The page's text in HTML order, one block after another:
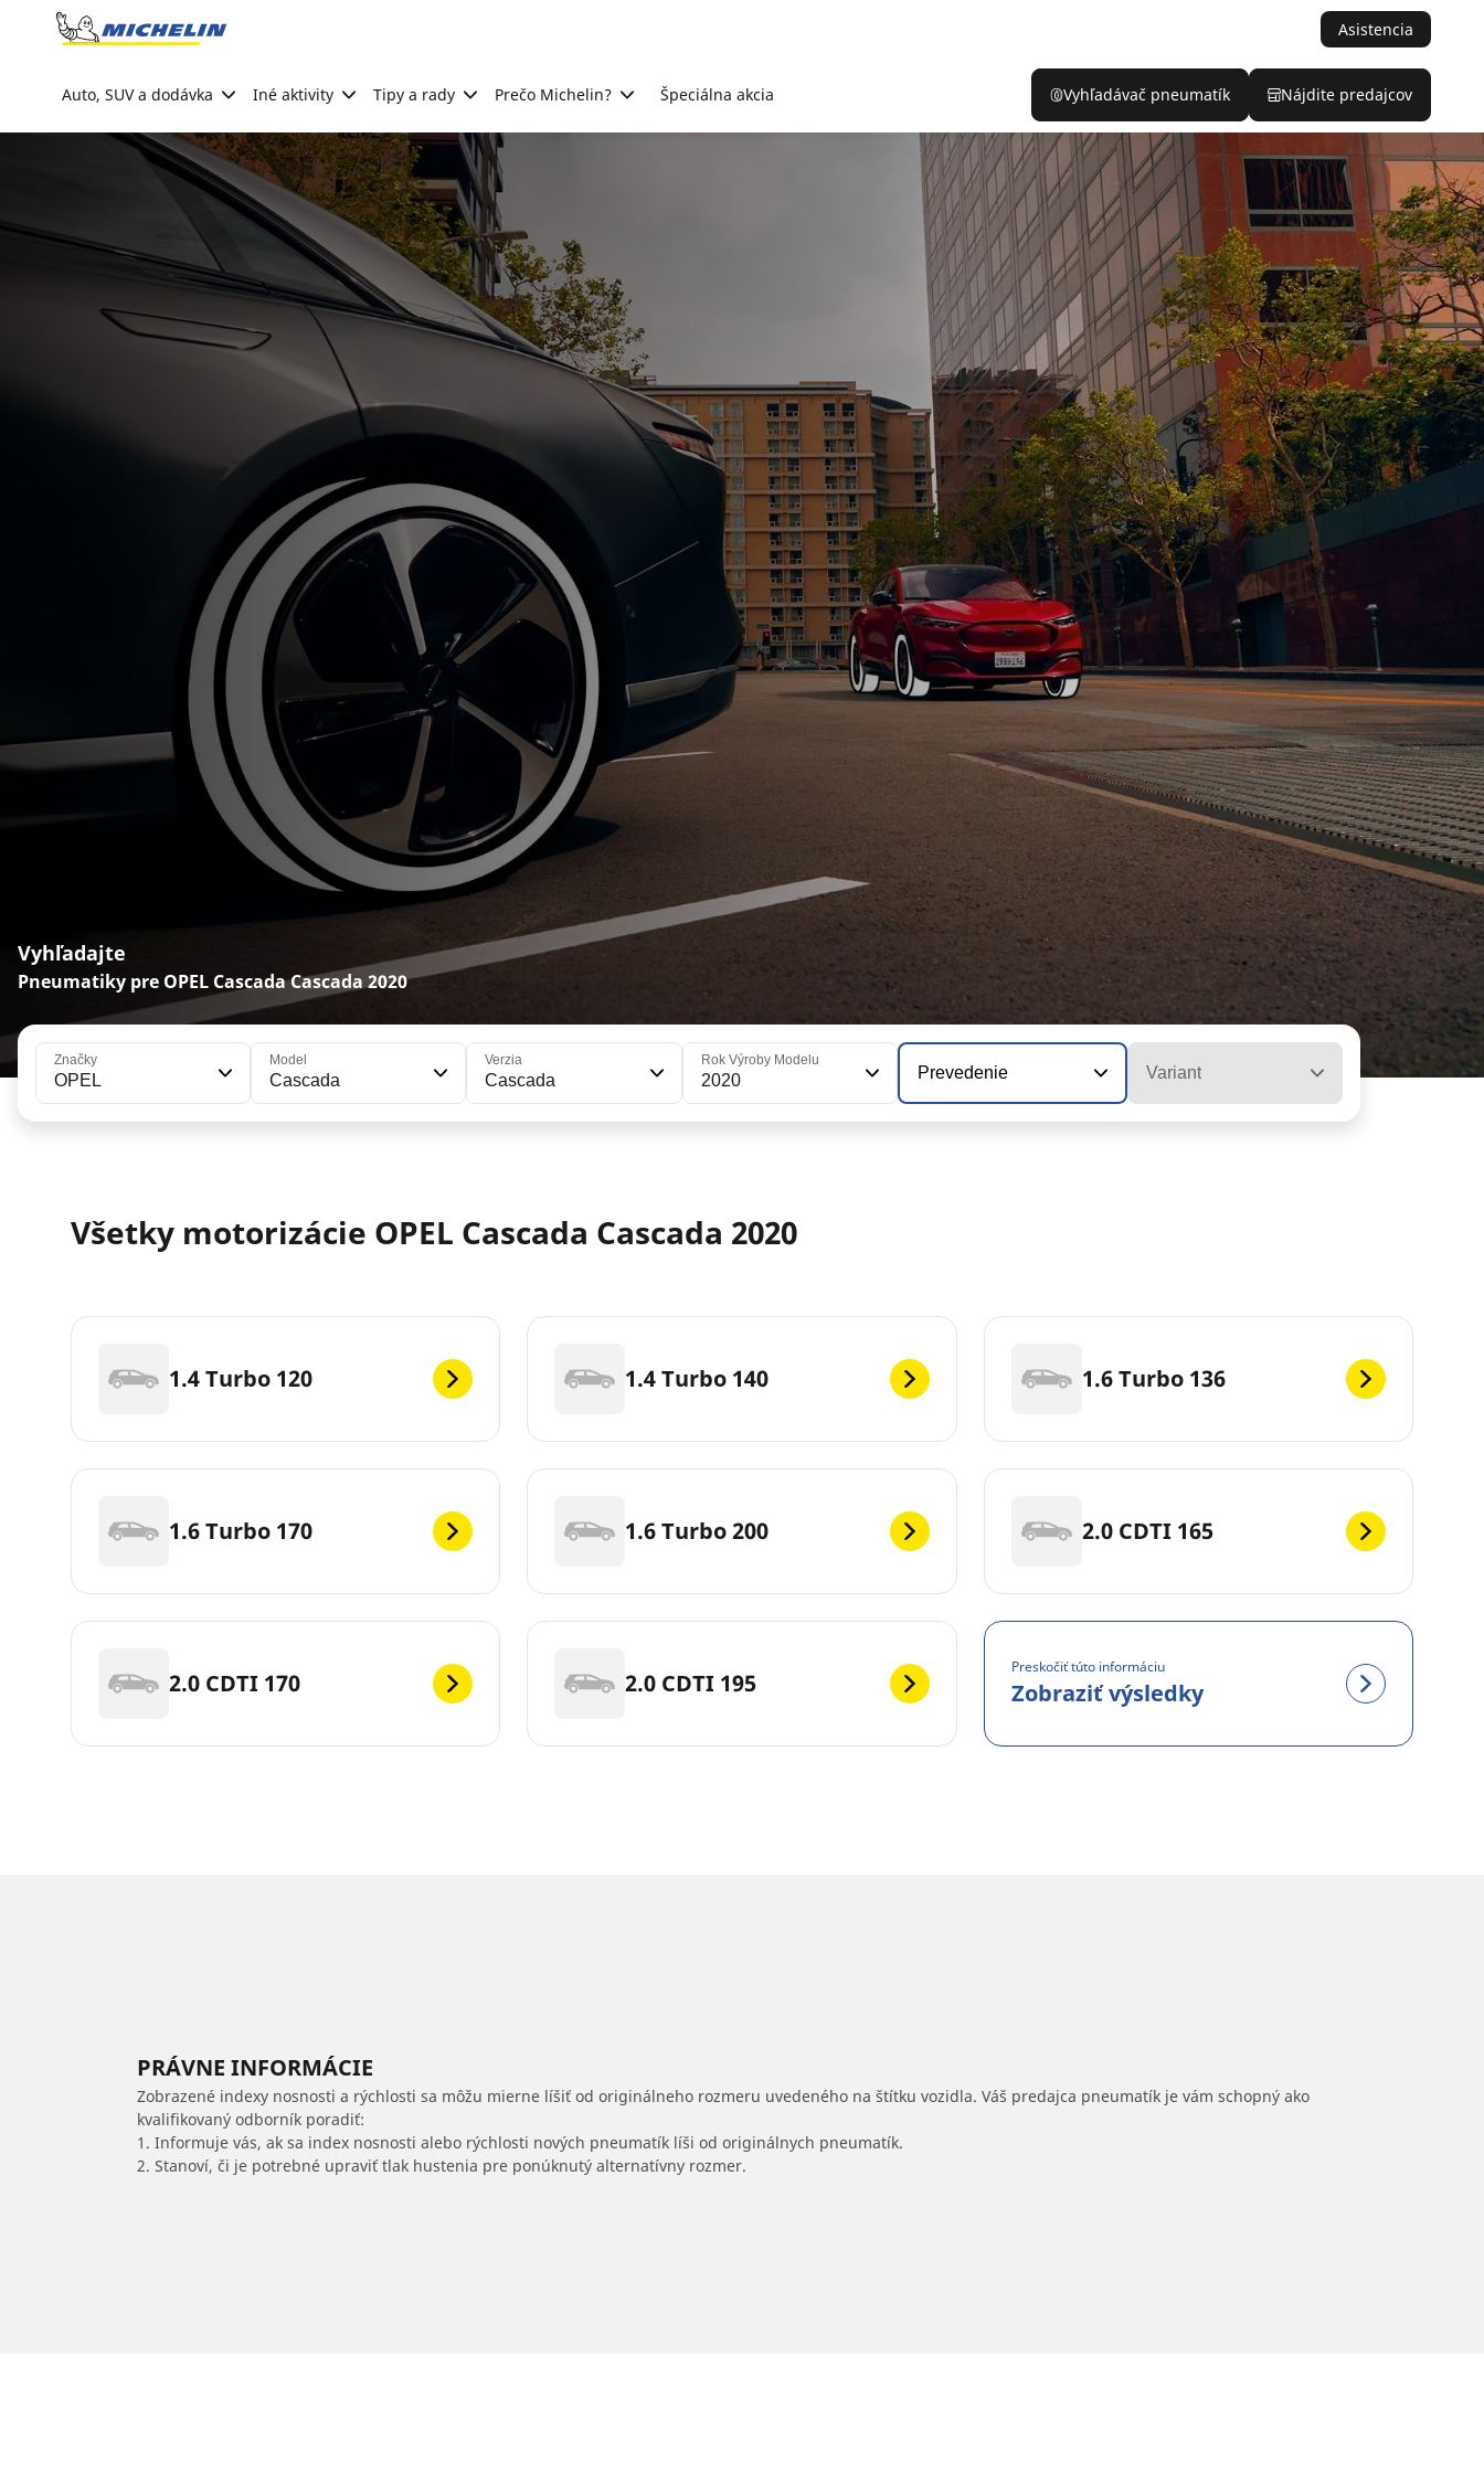
Go to page content
Asistencia
Auto, SUV a dodávka Iné aktivity Tipy a rady Prečo Michelin? Špeciálna akcia Vyhľadávač pneumatík Nájdite predajcov
Vyhľadajte
Pneumatiky pre OPEL Cascada Cascada 2020
Značky
OPEL
Model
Cascada
Verzia
Cascada
Rok Výroby Modelu
2020 Prevedenie Variant
Všetky motorizácie OPEL Cascada Cascada 2020
1.4 Turbo 120 1.4 Turbo 140 1.6 Turbo 136
1.6 Turbo 170 1.6 Turbo 200 2.0 CDTI 165
2.0 CDTI 170 2.0 CDTI 195
Preskočiť túto informáciu
Zobraziť výsledky
PRÁVNE INFORMÁCIE
Zobrazené indexy nosnosti a rýchlosti sa môžu mierne líšiť od originálneho rozmeru uvedeného na štítku vozidla. Váš predajca pneumatík je vám schopný ako
kvalifikovaný odborník poradiť:
1. Informuje vás, ak sa index nosnosti alebo rýchlosti nových pneumatík líši od originálnych pneumatík.
2. Stanoví, či je potrebné upraviť tlak hustenia pre ponúknutý alternatívny rozmer.